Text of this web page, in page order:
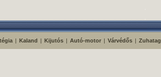
| Kaland | Kijutós | Autó-motor | Várvédős | Zuhatag